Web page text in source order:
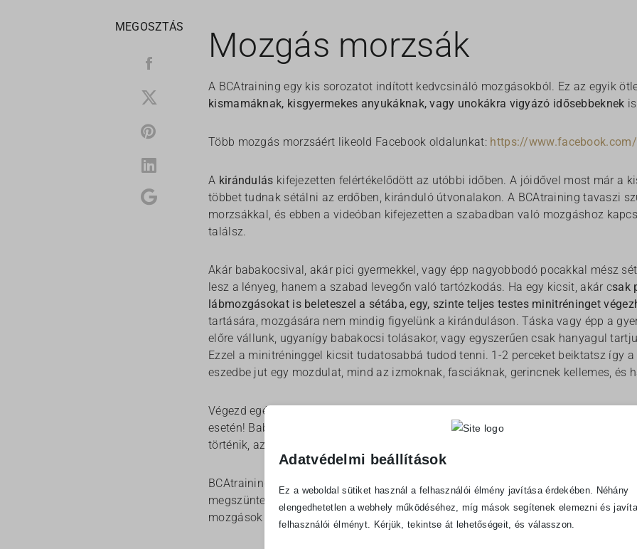
MEGOSZTÁS Mozgás morzsák
A BCAtraining egy kis sorozatot indított kedvcsináló mozgásokból. Ez az egyik
kismamáknak, kisgyermekes anyukáknak, vagy unokákra vigyázó idősebbeknek
Több mozgás morzsáért likeold Facebook oldalunkat: https://
A kirándulás kifejezetten felértékelődött az utóbbi időben. A jóidővel most már a
többet tudnak sétálni az erdőben, kiránduló útvonalakon. A BCAtraining tavaszi
morzsákkal, és ebben a videóban kifejezetten a szabadban való mozgáshoz
találsz.
Akár babakocsival, akár pici gyermekkel, vagy épp nagyobbodó pocakkal mész
lesz a lényeg, hanem a szabad levegőn való tartózkodás. Ha egy kicsit, akár csak
lábmozgásokat is beleteszel a sétába, egy, szinte teljes testes minitréninget
tartására, mozgására nem mindig figyelünk a kiránduláson. Táska vagy épp a
előre vállunk, ugyanígy babakocsi tolásakor, vagy egyszerűen csak hanyagul
Ezzel a minitréninggel kicsit tudatosabbá tudod tenni. 1-2 perceket beiktatsz így
eszedbe jut egy mozdulat, mind az izmoknak, fasciáknak, gerincnek kellemes, és
Végezd egészséggel, és kizárólag biztonságos körülmények között, ne csúszós,
esetén! Babakocsi tolása esetén értelemszerűen az egykaros mozdulatokat
történik, azt is bátran végezd 1-1 karral, majd pár ismétlés után végezd el a másik
BCAtrainingben a Fitmummy kismama torna keretében és a TripleX gerinctréning
megszüntetését célzó programjában sok ilyen, funkcionális gyakorlatot tanulunk,
mozgások is örömtelik legyenek 😉
Adatvédelmi beállítások
Ez a weboldal sütiket használ a felhasználói élmény javítása érdekében. Néhány
elengedhetetlen a webhely működéséhez, míg mások segítenek elemezni és
felhasználói élményt. Kérjük, tekintse át lehetőségeit, és válasszon.